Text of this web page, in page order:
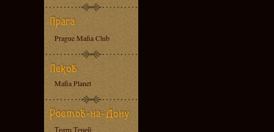
Prague Mafia Club
Mafia Planet
Театр Теней